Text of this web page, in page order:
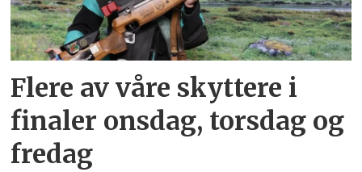
Flere av våre skyttere i
finaler onsdag, torsdag og
fredag